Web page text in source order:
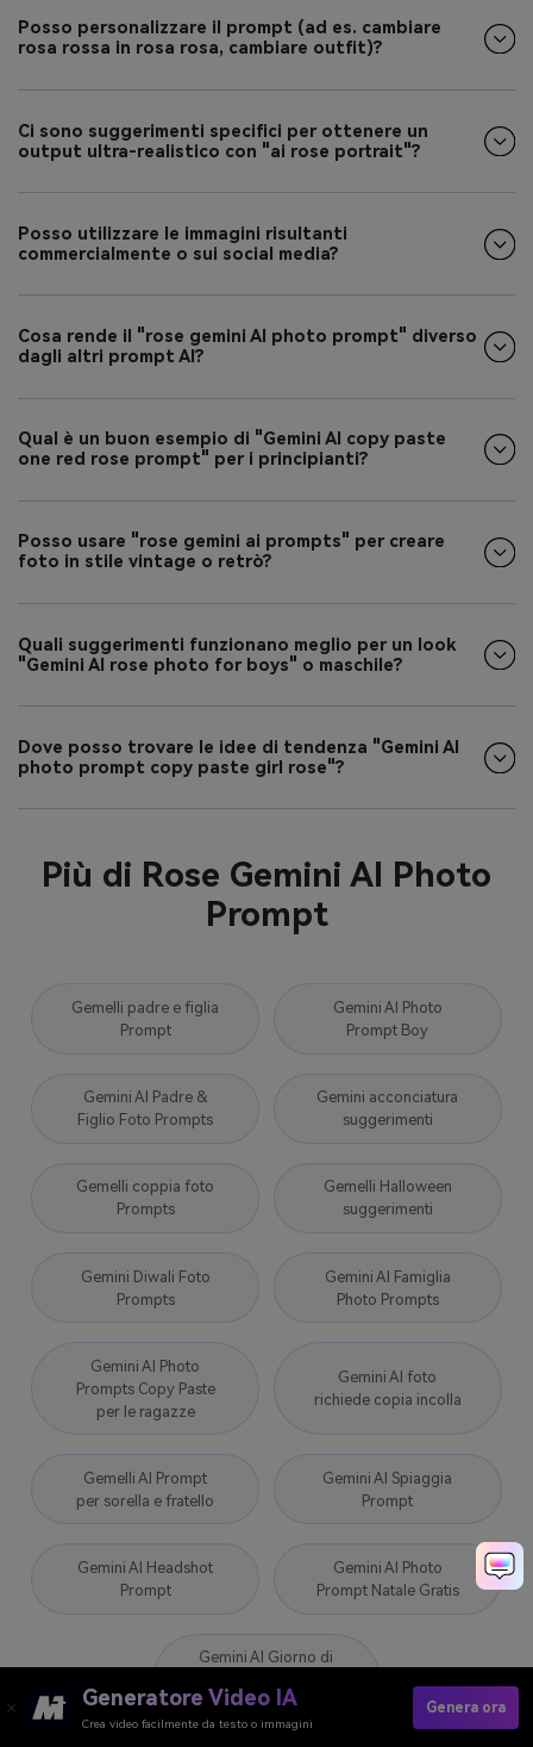
Posso personalizzare il prompt (ad es. cambiare
rosa rossa in rosa rosa, cambiare outfit)?
Ci sono suggerimenti specifici per ottenere un
output ultra-realistico con "ai rose portrait"?
Posso utilizzare le immagini risultanti
commercialmente o sui social media?
Cosa rende il "rose gemini AI photo prompt" diverso
dagli altri prompt AI?
Qual è un buon esempio di "Gemini AI copy paste
one red rose prompt" per i principianti?
Posso usare "rose gemini ai prompts" per creare
foto in stile vintage o retrò?
Quali suggerimenti funzionano meglio per un look
"Gemini AI rose photo for boys" o maschile?
Dove posso trovare le idee di tendenza "Gemini AI
photo prompt copy paste girl rose"?
Più di Rose Gemini AI Photo
Prompt
Gemelli padre e figlia
Prompt
Gemini AI Photo
Prompt Boy
Gemini AI Padre &
Figlio Foto Prompts
Gemini acconciatura
suggerimenti
Gemelli coppia foto
Prompts
Gemelli Halloween
suggerimenti
Gemini Diwali Foto
Prompts
Gemini AI Famiglia
Photo Prompts
Gemini AI Photo
Prompts Copy Paste
per le ragazze
Gemini AI foto
richiede copia incolla
Gemelli AI Prompt
per sorella e fratello
Gemini AI Spiaggia
Prompt
Gemini AI Headshot
Prompt
Gemini AI Photo
Prompt Natale Gratis
Gemini AI Giorno di
Prompts
Generatore Video IA
Crea video facilmente da testo o immagini
Genera ora